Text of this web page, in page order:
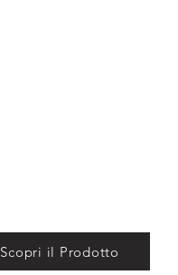
Scopri il Prodotto